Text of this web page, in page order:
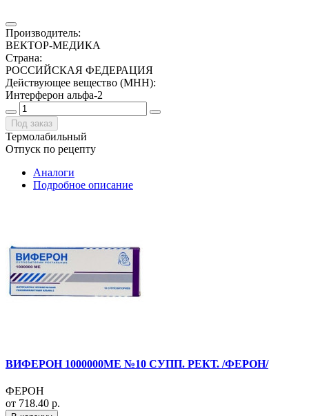
Производитель:
ВЕКТОР-МЕДИКА
Страна:
РОССИЙСКАЯ ФЕДЕРАЦИЯ
Действующее вещество (МНН):
Интерферон альфа-2
Под заказ
Термолабильный
Отпуск по рецепту
Аналоги
Подробное описание
ВИФЕРОН 1000000МЕ №10 СУПП. РЕКТ. /ФЕРОН/
ФЕРОН
от 718.40 р.